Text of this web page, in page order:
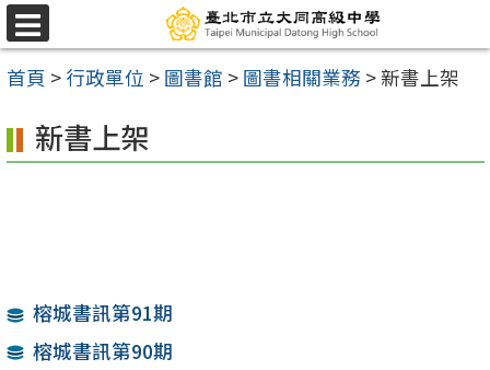
跳
至
主
內
選
單
首頁 > 行政單位 > 圖書館 > 圖書相關業務 >新書上架
新書上架
榕城書訊第91期
榕城書訊第90期